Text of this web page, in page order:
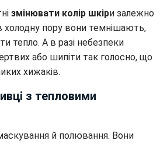
змінювати колір шкіри залежно
холодну пору вони темнішають,
тепло. А в разі небезпеки
або шипіти так голосно, що
хижаків.
з тепловими
й полювання. Вони